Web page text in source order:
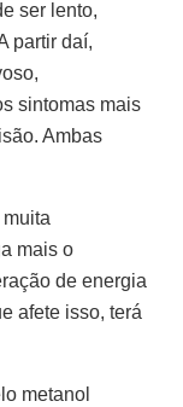
ser lento,
partir daí,
sintomas mais
Ambas
mais o
de energia
afete isso, terá
metanol